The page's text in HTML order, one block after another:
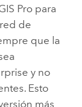
Propara
de
que la
y no
Esto
más